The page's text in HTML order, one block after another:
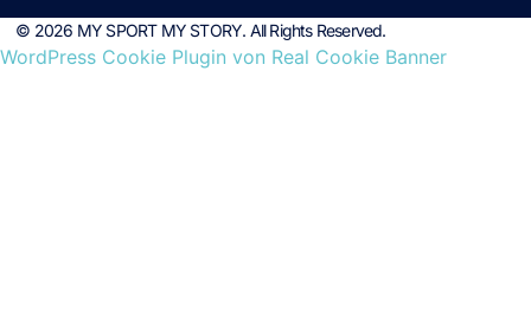
© 2026 MY SPORT MY STORY. All Rights Reserved.
WordPress Cookie Plugin von Real Cookie Banner